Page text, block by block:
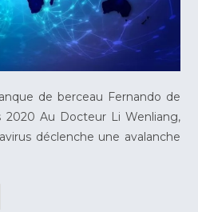
de berceau Fernando de
2020 Au Docteur Li Wenliang,
déclenche une avalanche